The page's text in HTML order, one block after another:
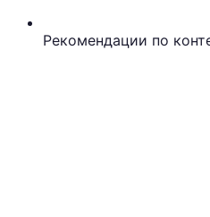
Рекомендации по